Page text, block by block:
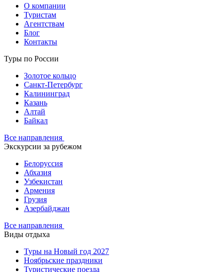
О компании
Туристам
Агентствам
Блог
Контакты
Туры по России
Золотое кольцо
Санкт-Петербург
Калининград
Казань
Алтай
Байкал
Все направления
Экскурсии за рубежом
Белоруссия
Абхазия
Узбекистан
Армения
Грузия
Азербайджан
Все направления
Виды отдыха
Туры на Новый год 2027
Ноябрьские праздники
Туристические поезда